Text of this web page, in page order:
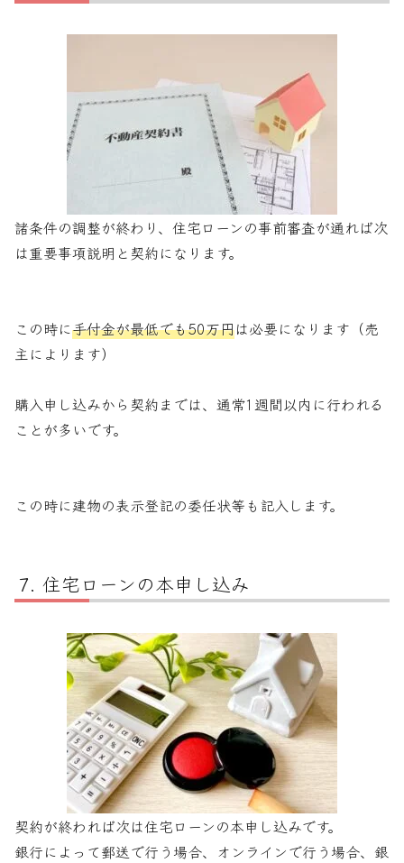
諸条件の調整が終わり、住宅ローンの事前審査が通れば次
は重要事項説明と契約になります。
この時に手付金が最低でも50万円は必要になります（売
主によります）
購入申し込みから契約までは、通常1週間以内に行われる
ことが多いです。
この時に建物の表示登記の委任状等も記入します。
住宅ローンの本申し込み
契約が終われば次は住宅ローンの本申し込みです。
銀行によって郵送で行う場合、オンラインで行う場合、銀